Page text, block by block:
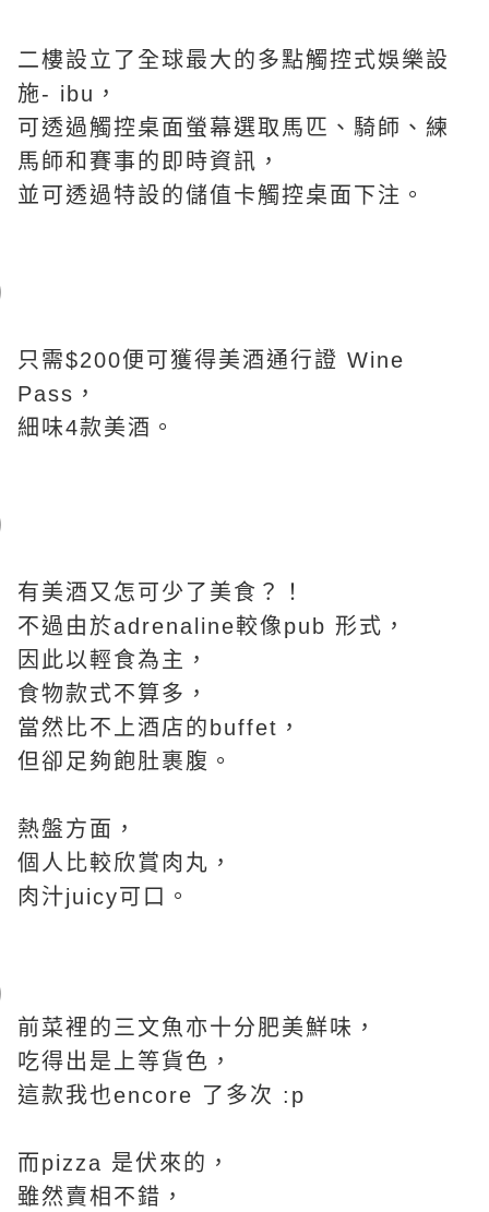
二樓設立了全球最大的多點觸控式娛樂設
施- ibu，
可透過觸控桌面螢幕選取馬匹、騎師、練
馬師和賽事的即時資訊，
並可透過特設的儲值卡觸控桌面下注。
只需$200便可獲得美酒通行證 Wine
Pass，
細味4款美酒。
有美酒又怎可少了美食？！
不過由於adrenaline較像pub 形式，
因此以輕食為主，
食物款式不算多，
當然比不上酒店的buffet，
但卻足夠飽肚裹腹。
熱盤方面，
個人比較欣賞肉丸，
肉汁juicy可口。
前菜裡的三文魚亦十分肥美鮮味，
吃得出是上等貨色，
這款我也encore 了多次 :p
而pizza 是伏來的，
雖然賣相不錯，